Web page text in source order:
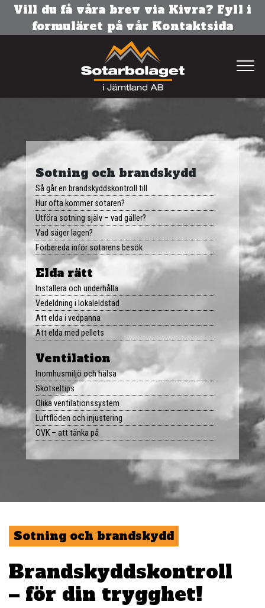
Vill du få våra brev via Kivra? Fyll i
formuläret på vår Kontaktsida
Brandskyddskontroll
Besiktning
Radon
Ventilation
Tips & råd
Sotarportalen
Jobb
Kontakt
Sotning och brandskydd
Så går en brandskyddskontroll till
Hur ofta kommer sotaren?
Utföra sotning själv – vad gäller?
Vad säger lagen?
Förbereda inför sotarens besök
Elda rätt
Installera och underhålla
Vedeldning i lokaleldstad
Att elda i vedpanna
Att elda med pellets
Ventilation
Inomhusmiljö och hälsa
Skötseltips
Olika ventilationssystem
Luftflöden och injustering
OVK – att tänka på
Sotning och brandskydd
Brandskyddskontroll
– för din trygghet!